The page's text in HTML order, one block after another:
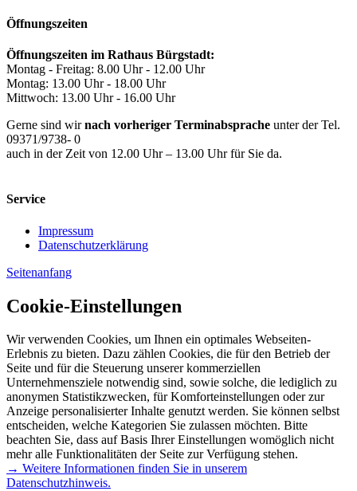
Öffnungszeiten
Öffnungszeiten im Rathaus Bürgstadt:
Montag - Freitag: 8.00 Uhr - 12.00 Uhr
Montag: 13.00 Uhr - 18.00 Uhr
Mittwoch: 13.00 Uhr - 16.00 Uhr
Gerne sind wirnach vorheriger Terminabsprache unter der Tel.
09371/9738- 0
auch in der Zeit von 12.00 Uhr – 13.00 Uhr für Sie da.
Service
Impressum
Datenschutzerklärung
Seitenanfang
Cookie-Einstellungen
Wir verwenden Cookies, um Ihnen ein optimales Webseiten-
Erlebnis zu bieten. Dazu zählen Cookies, die für den Betrieb der
Seite und für die Steuerung unserer kommerziellen
Unternehmensziele notwendig sind, sowie solche, die lediglich zu
anonymen Statistikzwecken, für Komforteinstellungen oder zur
Anzeige personalisierter Inhalte genutzt werden. Sie können selbst
entscheiden, welche Kategorien Sie zulassen möchten. Bitte
beachten Sie, dass auf Basis Ihrer Einstellungen womöglich nicht
mehr alle Funktionalitäten der Seite zur Verfügung stehen.
→ Weitere Informationen finden Sie in unserem
Datenschutzhinweis.